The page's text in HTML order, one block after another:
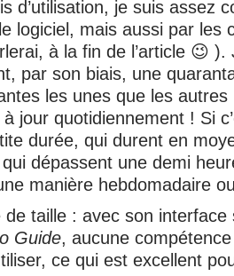
d’utilisation, je suis assez
logiciel, mais aussi par les
à la fin de l’article 😉 ).
par son biais, une
les unes que les
jour quotidiennement ! Si
durée, qui durent en
dépassent une demi
manière hebdomadaire
de taille : avec son interface
Guide, aucune
ce qui est excellent